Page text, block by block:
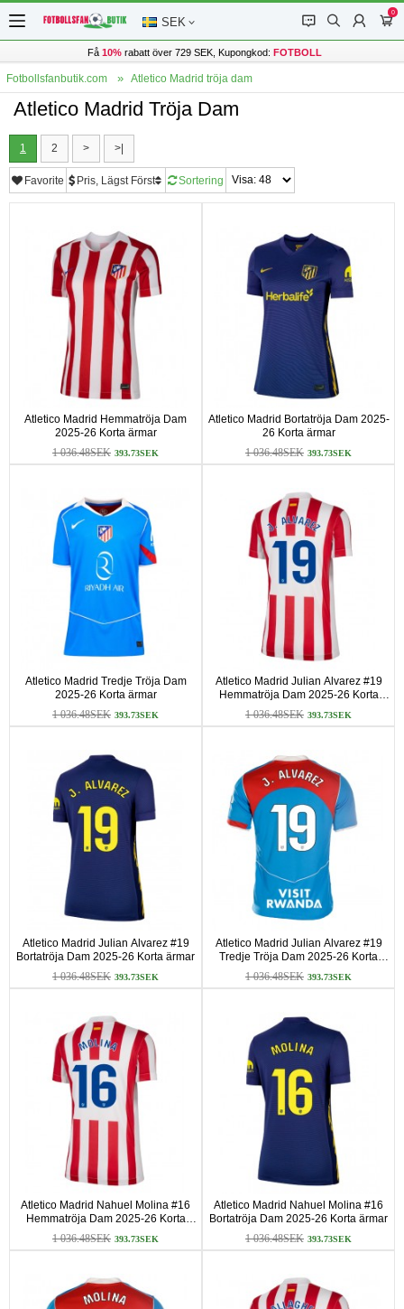
SEK 󰂱 󰂨 󰃳
0
󰃦
Få 10%rabatt över 729 SEK, Kupongkod: FOTBOLL
Fotbollsfanbutik.com Atletico Madrid tröja dam
Atletico Madrid Tröja Dam
1 2 > >|
Favorite Pris, Lägst Först Sortering
Atletico Madrid Hemmatröja Dam
2025-26 Korta ärmar
1 036.48SEK 393.73SEK
Atletico Madrid Bortatröja Dam 2025-
26 Korta ärmar
1 036.48SEK 393.73SEK
Atletico Madrid Tredje Tröja Dam
2025-26 Korta ärmar
1 036.48SEK 393.73SEK
Atletico Madrid Julian Alvarez #19
Hemmatröja Dam 2025-26 Korta
ärmar
1 036.48SEK 393.73SEK
Atletico Madrid Julian Alvarez #19
Bortatröja Dam 2025-26 Korta ärmar
1 036.48SEK 393.73SEK
Atletico Madrid Julian Alvarez #19
Tredje Tröja Dam 2025-26 Korta
ärmar
1 036.48SEK 393.73SEK
Atletico Madrid Nahuel Molina #16
Hemmatröja Dam 2025-26 Korta
ärmar
1 036.48SEK 393.73SEK
Atletico Madrid Nahuel Molina #16
Bortatröja Dam 2025-26 Korta ärmar
1 036.48SEK 393.73SEK